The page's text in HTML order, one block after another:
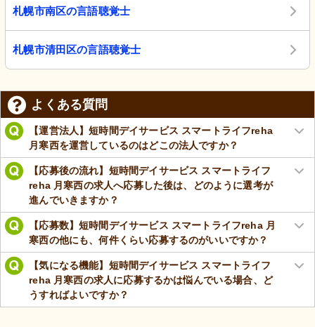
札幌市南区の言語聴覚士
札幌市清田区の言語聴覚士
よくある質問
【運営法人】短時間デイサービス スマートライフreha
月寒西を運営しているのはどこの法人ですか？
【応募後の流れ】短時間デイサービス スマートライフ
reha 月寒西の求人へ応募した後は、どのように選考が
進んでいきますか？
【応募数】短時間デイサービス スマートライフreha 月
寒西の他にも、何件くらい応募するのがいいですか？
【気になる機能】短時間デイサービス スマートライフ
reha 月寒西の求人に応募するかは悩んでいる場合、ど
うすればよいですか？